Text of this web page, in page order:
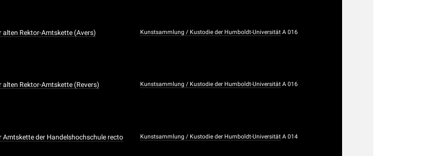
alten Rektor-Amtskette (Avers) Kunstsammlung / Kustodie der Humboldt-Universität A 016
alten Rektor-Amtskette (Revers) Kunstsammlung / Kustodie der Humboldt-Universität A 016
Amtskette der Handelshochschule recto Kunstsammlung / Kustodie der Humboldt-Universität A 014